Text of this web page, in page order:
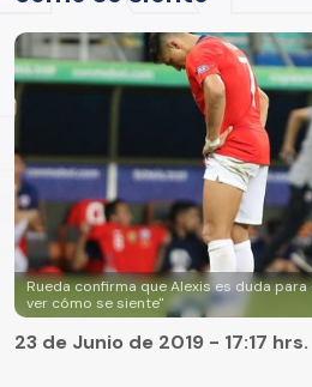
Rueda confirma que Alexis es duda para
ver cómo se siente"
23 de Junio de 2019 - 17:17 hrs.